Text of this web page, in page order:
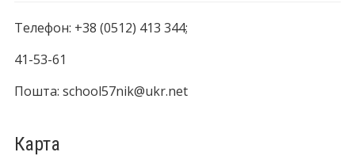
Телефон: +38 (0512) 413 344;
41-53-61
Пошта: school57nik@ukr.net
Карта